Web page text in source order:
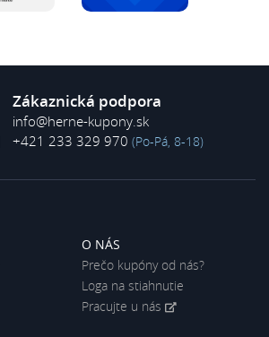
Zákaznická podpora
info@herne-kupony.sk
+421 233 329 970 (Po-Pá, 8-18)
O NÁS
Prečo kupóny od nás?
Loga na stiahnutie
Pracujte u nás